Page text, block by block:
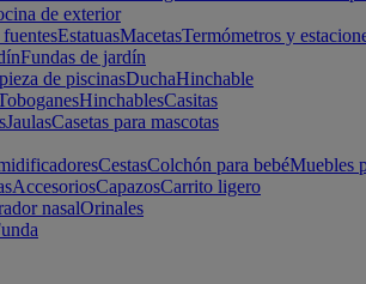
de exterior
EstatuasMacetasTermómetros y
Fundas de jardín
de piscinasDuchaHinchable
HinchablesCasitas
JaulasCasetas para mascotas
CestasColchón para bebéMuebles
AccesoriosCapazosCarrito ligero
nasalOrinales